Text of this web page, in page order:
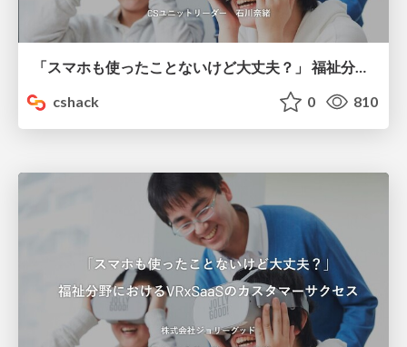
「スマホも使ったことないけど大丈夫？」 福祉分野におけるVRxSaaSのカスタマーサクセス - 予選資料
cshack
0 810